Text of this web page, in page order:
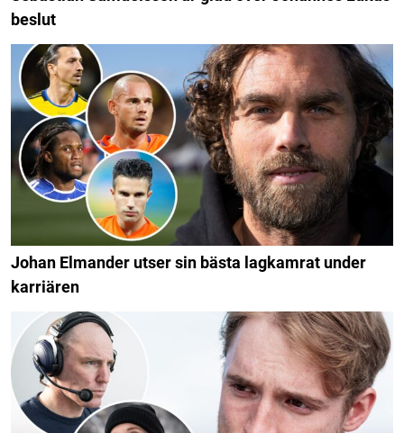
beslut
Johan Elmander utser sin bästa lagkamrat under
karriären